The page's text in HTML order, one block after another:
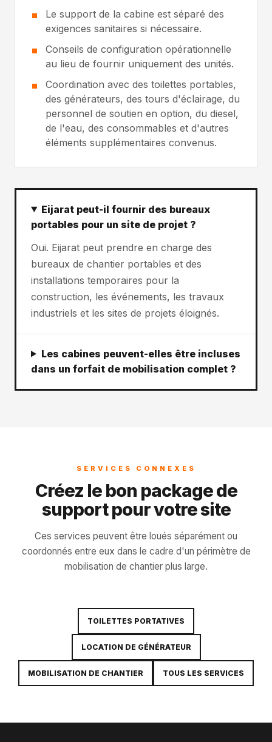
Le support de la cabine est séparé des
exigences sanitaires si nécessaire.
Conseils de configuration opérationnelle
au lieu de fournir uniquement des unités.
Coordination avec des toilettes portables,
des générateurs, des tours d'éclairage, du
personnel de soutien en option, du diesel,
de l'eau, des consommables et d'autres
éléments supplémentaires convenus.
Eijarat peut-il fournir des bureaux
portables pour un site de projet ?
Oui. Eijarat peut prendre en charge des
bureaux de chantier portables et des
installations temporaires pour la
construction, les événements, les travaux
industriels et les sites de projets éloignés.
Les cabines peuvent-elles être incluses
dans un forfait de mobilisation complet ?
SERVICES CONNEXES
Créez le bon package de
support pour votre site
Ces services peuvent être loués séparément ou
coordonnés entre eux dans le cadre d'un périmètre de
mobilisation de chantier plus large.
TOILETTES PORTATIVES
LOCATION DE GÉNÉRATEUR
MOBILISATION DE CHANTIER TOUS LES SERVICES